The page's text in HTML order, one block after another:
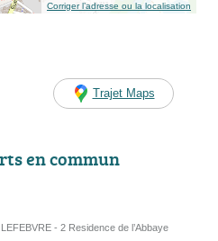
Corriger l’adresse ou la localisation
Trajet Maps
en commun
- 2 Residence de l’Abbaye